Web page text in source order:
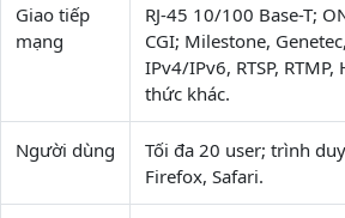
Giao tiếp
mạng
RJ-45 10/100 Base-T;
CGI; Milestone,
IPv4/IPv6, RTSP,
thức khác.
Người dùng
Tối đa 20 user; trình
Firefox, Safari.